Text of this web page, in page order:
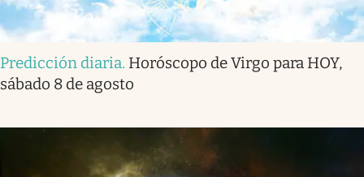
Predicción diaria. Horóscopo de Virgo para HOY,
sábado 8 de agosto